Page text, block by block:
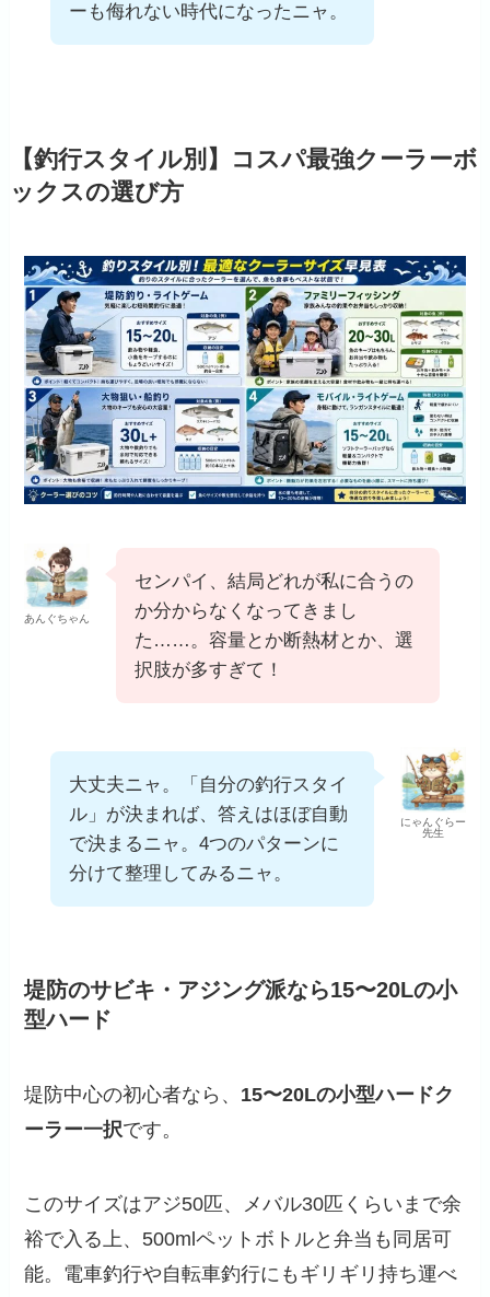
ーも侮れない時代になったニャ。
【釣行スタイル別】コスパ最強クーラーボ
ックスの選び方
あんぐちゃん
センパイ、結局どれが私に合うの
か分からなくなってきまし
た……。容量とか断熱材とか、選
択肢が多すぎて！
にゃんぐらー
先生
大丈夫ニャ。「自分の釣行スタイ
ル」が決まれば、答えはほぼ自動
で決まるニャ。4つのパターンに
分けて整理してみるニャ。
堤防のサビキ・アジング派なら15〜20Lの小
型ハード
堤防中心の初心者なら、 15〜20Lの小型ハードク
ーラー一択です。
このサイズはアジ50匹、メバル30匹くらいまで余
裕で入る上、500mlペットボトルと弁当も同居可
能。電車釣行や自転車釣行にもギリギリ持ち運べ